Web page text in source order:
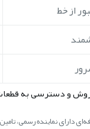
از خط
دارای نماینده رسمی،